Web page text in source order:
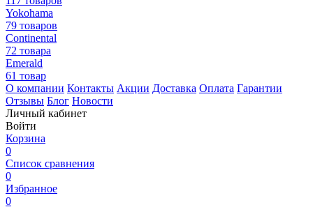
Yokohama
79 товаров
Continental
72 товара
Emerald
61 товар
О компании Контакты Акции Доставка Оплата Гарантии
Отзывы Блог Новости
Личный кабинет
Войти
Корзина
0
Список сравнения
0
Избранное
0